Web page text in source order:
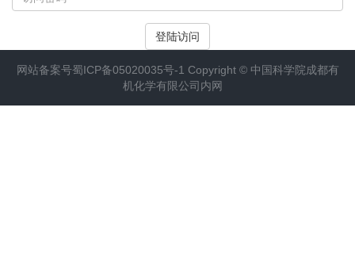
输
入
访
密
码
登陆访问
网站备案号蜀ICP备05020035号-1 Copyright © 中国科学院成都有
机化学有限公司内网